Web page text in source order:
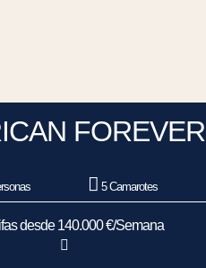
FOREVER
5 Camarotes
desde 140.000 €/Semana